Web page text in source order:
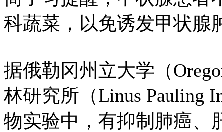
科蔬菜，以免诱发甲状腺
据俄勒冈州立大学（
林研究所（Linus Pauling
物实验中，有抑制肺癌、